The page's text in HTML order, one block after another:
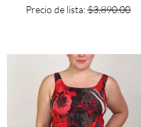
Precio de lista:$3,890.00